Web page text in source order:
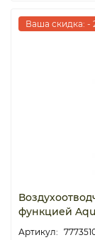
Ваша скидка: -
функцией